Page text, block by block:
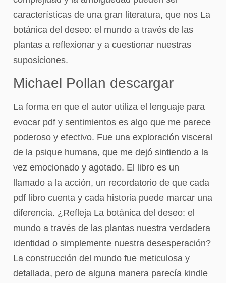
características de una gran literatura, que nos La
botánica del deseo: el mundo a través de las
plantas a reflexionar y a cuestionar nuestras
suposiciones.
Michael Pollan descargar
La forma en que el autor utiliza el lenguaje para
evocar pdf y sentimientos es algo que me parece
poderoso y efectivo. Fue una exploración visceral
de la psique humana, que me dejó sintiendo a la
vez emocionado y agotado. El libro es un
llamado a la acción, un recordatorio de que cada
pdf libro cuenta y cada historia puede marcar una
diferencia. ¿Refleja La botánica del deseo: el
mundo a través de las plantas nuestra verdadera
identidad o simplemente nuestra desesperación?
La construcción del mundo fue meticulosa y
detallada, pero de alguna manera parecía kindle